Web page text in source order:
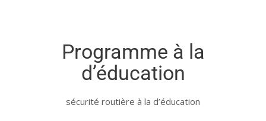
Programme à la
d’éducation
sécurité routière à la d’éducation